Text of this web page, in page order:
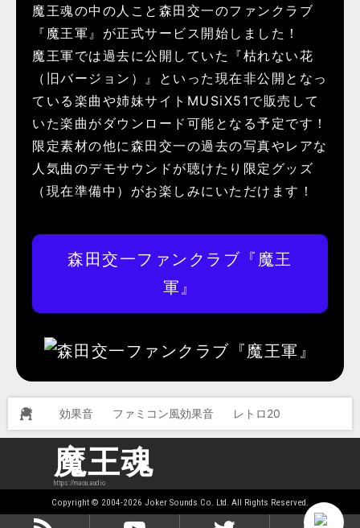
魔王魂の中の人こと森田交一のファンクラブ
『魔王軍』が正式サービス開始しました！
魔王軍では過去に公開していた『枯れない花
（旧バージョン）』といった現在非公開となっ
ている楽曲や姉妹サイトMUSiX51で販売して
いた楽曲がダウンロード可能となる予定です！
限定素材の他に森田交一の過去の写真やレアな
人気曲のデモサウンドが聴けたり限定グッズ
（現在準備中）がお楽しみにいただけます！
森田交一ファンクラブ『魔王
軍』
効果音 ファミコン風効果音 レトロ20
魔王魂
https://maou.audio
Copyright © 2004-2026 Joker Sounds Co. Ltd. All Rights Reserved.